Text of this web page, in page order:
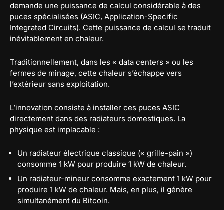
demande une puissance de calcul considérable à des
puces spécialisées (ASIC, Application-Specific
Integrated Circuits). Cette puissance de calcul se traduit
inévitablement en chaleur.
Traditionnellement, dans les « data centers » ou les
fermes de minage, cette chaleur s’échappe vers
l’extérieur sans exploitation.
L’innovation consiste à installer ces puces ASIC
directement dans des radiateurs domestiques. La
physique est implacable :
Un radiateur électrique classique (« grille-pain »)
consomme 1 kW pour produire 1 kW de chaleur.
Un radiateur-mineur consomme exactement 1 kW pour
produire 1 kW de chaleur. Mais, en plus, il génère
simultanément du Bitcoin.